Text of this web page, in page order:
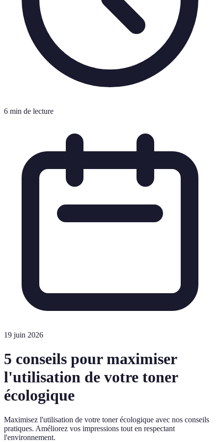
6 min de lecture
19 juin 2026
5 conseils pour maximiser
l'utilisation de votre toner
écologique
Maximisez l'utilisation de votre toner écologique avec nos conseils
pratiques. Améliorez vos impressions tout en respectant
l'environnement.